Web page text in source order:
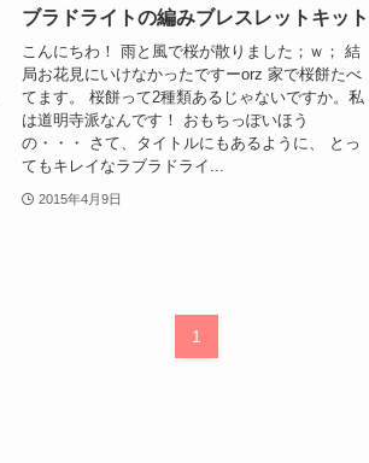
ブラドライトの編みブレスレットキット
こんにちわ！ 雨と風で桜が散りました；ｗ； 結
局お花見にいけなかったですーorz 家で桜餅たべ
てます。 桜餅って2種類あるじゃないですか。私
は道明寺派なんです！ おもちっぽいほう
の・・・ さて、タイトルにもあるように、 とっ
てもキレイなラブラドライ...
2015年4月9日
1